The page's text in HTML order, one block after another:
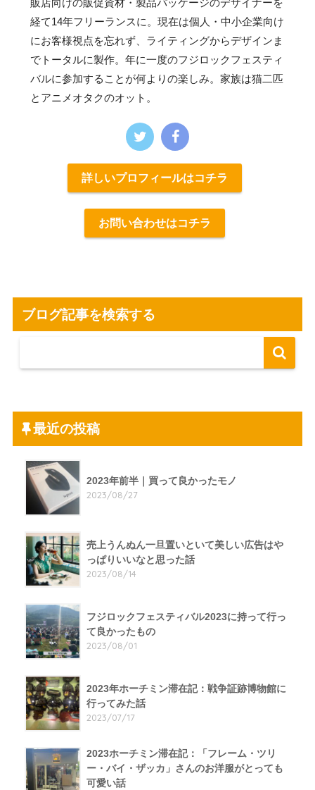
販店向けの販促資材・製品パッケージのデザイナーを
経て14年フリーランスに。現在は個人・中小企業向け
にお客様視点を忘れず、ライティングからデザインま
でトータルに製作。年に一度のフジロックフェスティ
バルに参加することが何よりの楽しみ。家族は猫二匹
とアニメオタクのオット。
詳しいプロフィールはコチラ
お問い合わせはコチラ
ブログ記事を検索する
最近の投稿
2023年前半｜買って良かったモノ
2023/08/27
売上うんぬん一旦置いといて美しい広告はや
っぱりいいなと思った話
2023/08/14
フジロックフェスティバル2023に持って行っ
て良かったもの
2023/08/01
2023年ホーチミン滞在記：戦争証跡博物館に
行ってみた話
2023/07/17
2023ホーチミン滞在記：「フレーム・ツリ
ー・バイ・ザッカ」さんのお洋服がとっても
可愛い話